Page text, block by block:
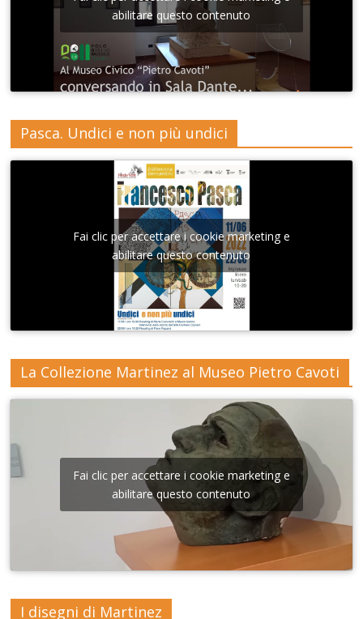
abilitare questo contenuto
Pasca. Undici e non più undici
Fai clic per accettare i cookie marketing e
abilitare questo contenuto
La Collezione Martinez al Museo Pietro Cavoti
Fai clic per accettare i cookie marketing e
abilitare questo contenuto
I disegni di Martinez